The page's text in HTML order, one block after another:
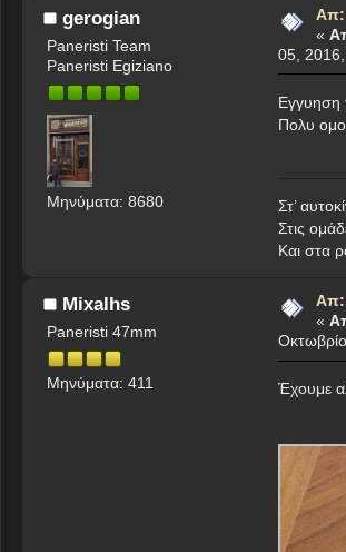
gerogian
Paneristi Team
Paneristi Egiziano
Μηνύματα: 8680
Απ:
«
05,
Εγγυηση
Πολυ
Στ’
Στις
Kαι στα
Mixalhs
Paneristi 47mm
Μηνύματα: 411
Απ:
«
Έχουμε